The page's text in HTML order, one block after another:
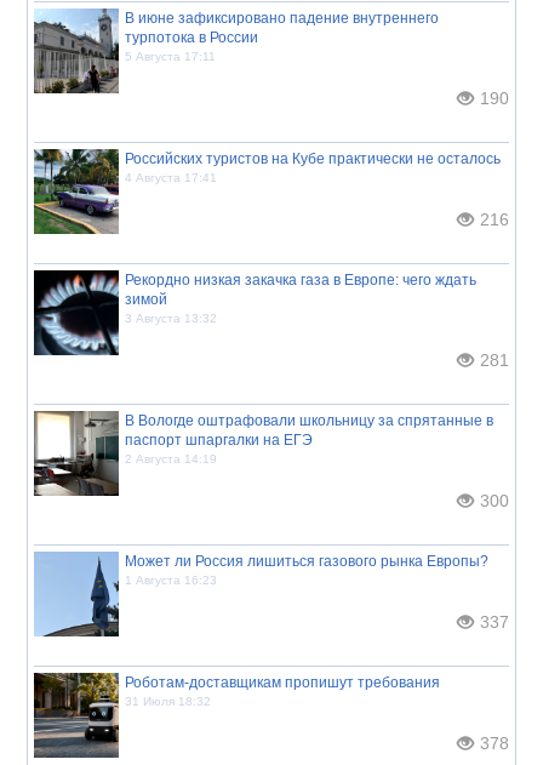
В июне зафиксировано падение внутреннего
турпотока в России
5 Августа 17:11
190
Российских туристов на Кубе практически не осталось
4 Августа 17:41
216
Рекордно низкая закачка газа в Европе: чего ждать
зимой
3 Августа 13:32
281
В Вологде оштрафовали школьницу за спрятанные в
паспорт шпаргалки на ЕГЭ
2 Августа 14:19
300
Может ли Россия лишиться газового рынка Европы?
1 Августа 16:23
337
Роботам-доставщикам пропишут требования
31 Июля 18:32
378